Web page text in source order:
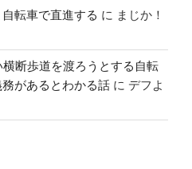
転車で直進する に まじか！
断歩道を渡ろうとする自転
があるとわかる話 に デフよ